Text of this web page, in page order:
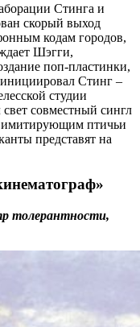
Стинга и
скорый выход
кодам городов,
Шэгги,
поп-пластинки,
Стинг –
студии
совместный сингл
имитирующим птичьи
представят на
толерантности,